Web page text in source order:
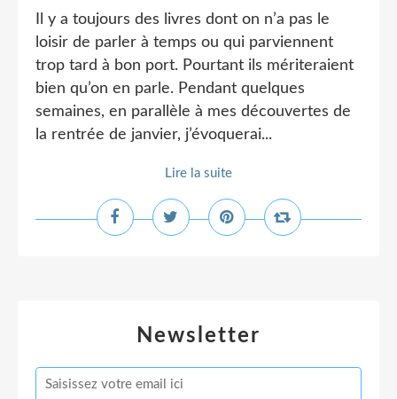
Il y a toujours des livres dont on n’a pas le
loisir de parler à temps ou qui parviennent
trop tard à bon port. Pourtant ils mériteraient
bien qu’on en parle. Pendant quelques
semaines, en parallèle à mes découvertes de
la rentrée de janvier, j’évoquerai...
Lire la suite
Newsletter